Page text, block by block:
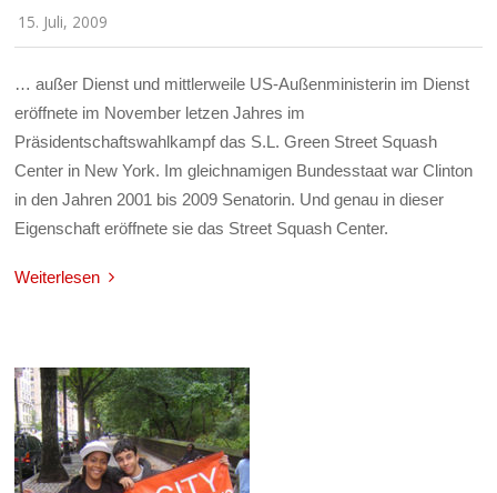
15. Juli, 2009
… außer Dienst und mittlerweile US-Außenministerin im Dienst
eröffnete im November letzen Jahres im
Präsidentschaftswahlkampf das S.L. Green Street Squash
Center in New York. Im gleichnamigen Bundesstaat war Clinton
in den Jahren 2001 bis 2009 Senatorin. Und genau in dieser
Eigenschaft eröffnete sie das Street Squash Center.
Weiterlesen